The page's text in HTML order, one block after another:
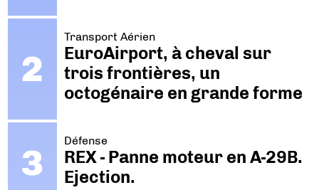
Transport Aérien
EuroAirport, à cheval sur
trois frontières, un
octogénaire en grande forme
Défense
REX - Panne moteur en A-29B.
Ejection.